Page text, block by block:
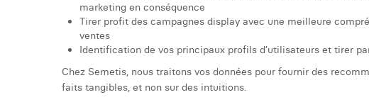
marketing en conséquence
Tirer profit des campagnes display avec une meilleure
ventes
Identification de vos principaux profils d’utilisateurs et tirer
Chez Semetis, nous traitons vos données pour fournir des
faits tangibles, et non sur des intuitions.